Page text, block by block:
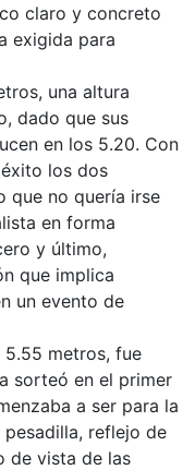
claro y concreto
exigida para
una altura
dado que sus
en los 5.20. Con
los dos
que no quería irse
en forma
y último,
que implica
un evento de
5.55 metros, fue
sorteó en el primer
a ser para la
reflejo de
de vista de las